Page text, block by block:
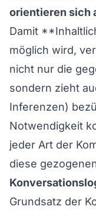
orientieren sich
Damit
möglich wird,
nicht nur die
sondern zieht
Inferenzen)
Notwendigkeit
jeder Art der
diese
Grundsatz der